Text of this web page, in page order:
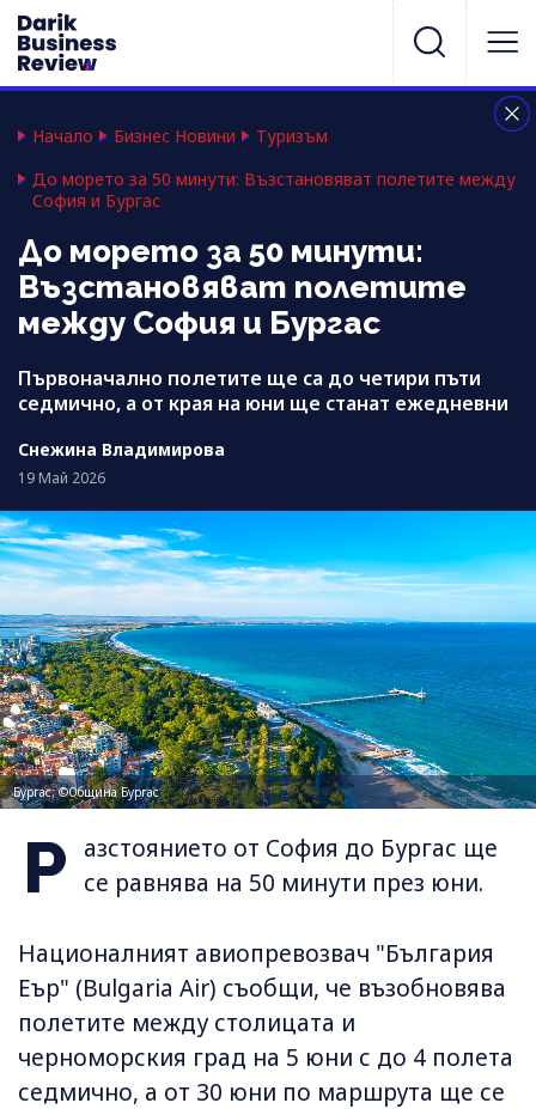
Начало Бизнес Новини
Туризъм
До морето за 50 минути: Възстановяват полетите между
София и Бургас
До морето за 50 минути:
Възстановяват полетите
между София и Бургас
Първоначално полетите ще са до четири пъти
седмично, а от края на юни ще станат ежедневни
Снежина Владимирова
19 Май 2026
Бургас; ©Община Бургас
Р
азстоянието от София до Бургас ще
се равнява на 50 минути през юни.
Националният авиопревозвач "България
Еър" (Bulgaria Air) съобщи, че възобновява
полетите между столицата и
черноморския град на 5 юни с до 4 полета
седмично, а от 30 юни по маршрута ще се